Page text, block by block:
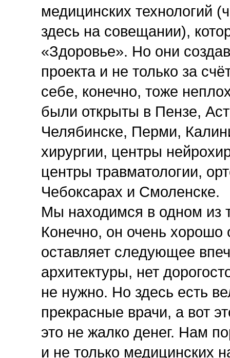
медицинских технологий
здесь на совещании),
«Здоровье». Но они
проекта и не только за
себе, конечно, тоже
были открыты в Пензе,
Челябинске, Перми,
хирургии, центры
центры травматологии,
Чебоксарах и Смоленске.
Мы находимся в одном из
Конечно, он очень хорошо
оставляет следующее
архитектуры, нет
не нужно. Но здесь есть
прекрасные врачи, а вот
это не жалко денег. Нам
и не только медицинских